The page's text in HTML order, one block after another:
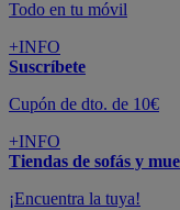
Todo en tu móvil
+INFO
Suscríbete
Cupón de dto. de 10€
+INFO
Tiendas de sofás y
¡Encuentra la tuya!